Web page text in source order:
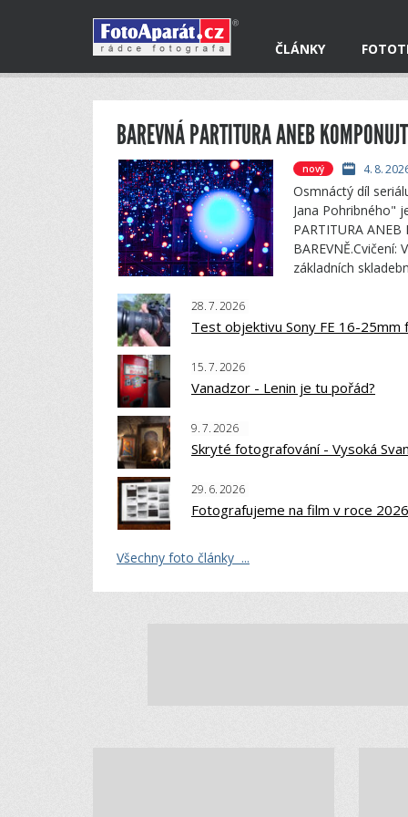
ČLÁNKY
nový 4. 8.
Osmnáctý díl
Jana Pohribného"
PARTITURA ANEB
základních
28.7.2026
Test objektivu Sony FE 16-25mm
15.7.2026
Vanadzor - Lenin je tu pořád?
9.7.2026
Skryté fotografování - Vysoká
29. 6.2026
Fotografujeme na film v roce 2026
Všechny foto články ...